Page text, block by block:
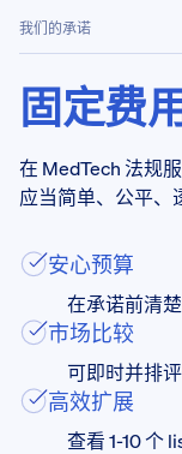
我们的承诺
固定费
在 MedTech 法规
应当简单、公平、
安心预算
在承诺前清
市场比较
可即时并排
高效扩展
查看 1-10 个